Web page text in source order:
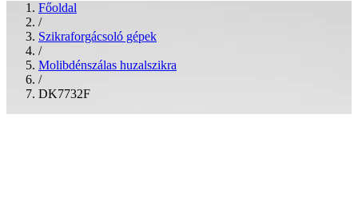
Főoldal
/
Szikraforgácsoló gépek
/
Molibdénszálas huzalszikra
/
DK7732F